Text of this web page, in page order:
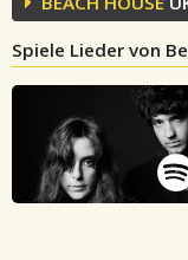
Spiele Lieder von